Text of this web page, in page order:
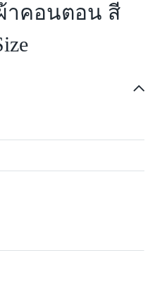
าคอนตอน สี